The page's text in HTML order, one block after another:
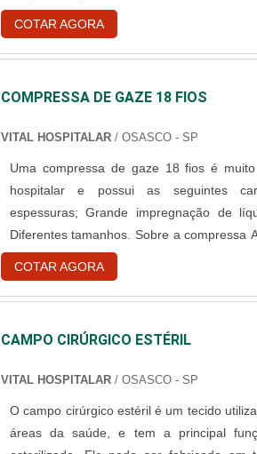
material extremamente absorvente, seu
ajudar a absorver secreções e sangue,
COTAR AGORA
COMPRESSA DE GAZE 18 FIOS
VITAL HOSPITALAR/ OSASCO - SP
Uma compressa de gaze 18 fios é
hospitalar e possui as seguintes características:
espessuras; Grande impregnação de
Diferentes tamanhos. Sobre a compressa A compressa de gaze é feita com com
um tecido de 100% algodão, limpo com
torna o material totalmente livre de
COTAR AGORA
CAMPO CIRÚRGICO ESTÉRIL
VITAL HOSPITALAR/ OSASCO - SP
O campo cirúrgico estéril é um tecido
áreas da saúde, e tem a principal